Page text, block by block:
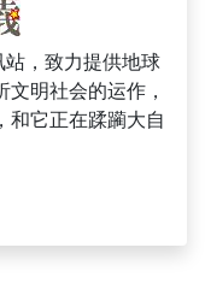
站，致力提供地球
明社会的运作，
和它正在蹂躏大自